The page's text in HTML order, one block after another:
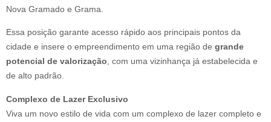
Nova Gramado e Grama.
Essa posição garante acesso rápido aos principais pontos da
cidade e insere o empreendimento em uma região de grande
potencial de valorização , com uma vizinhança já estabelecida e
de alto padrão.
Complexo de Lazer Exclusivo
Viva um novo estilo de vida com um complexo de lazer completo e